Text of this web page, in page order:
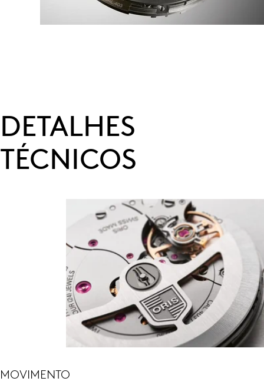
DETALHES
TÉCNICOS
MOVIMENTO